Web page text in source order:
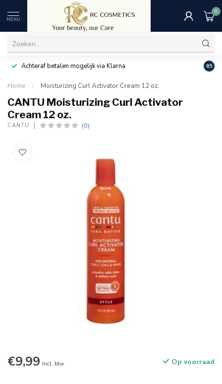
MENU
0
Achteraf betalen mogelijk via Klarna 8.5
Home / Moisturizing Curl Activator Cream 12 oz.
CANTU Moisturizing Curl Activator
Cream 12 oz.
CANTU (0)
€9,99 Incl. btw Op voorraad